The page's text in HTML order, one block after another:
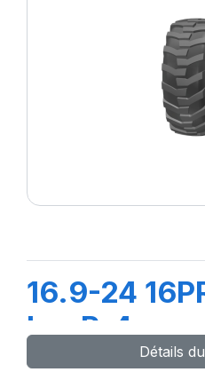
16.9-24
LugR-4
Détails